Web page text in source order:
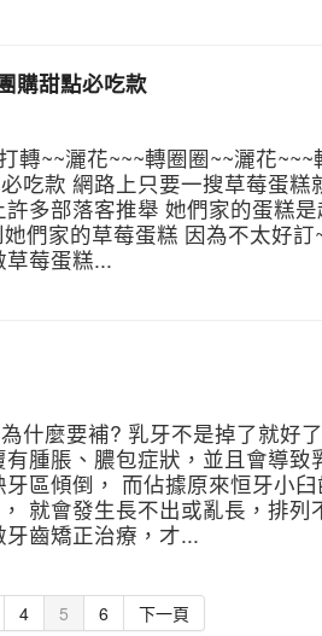
購甜點必吃款
轉~~灑花~~~轉圈圈~~灑花~~~
吃款 網路上只要一搜草莓蛋糕
多部落客推舉 她們家的蛋糕
們家的草莓蛋糕 因為不太好訂
莓蛋糕...
什麼要補? 乳牙不是掉了就好
腫脹、膿包症狀，並且會導致
區傾倒， 而佔據原來恒牙小
就會發生長不出或亂長，排列
齒矯正治療，才...
4 5 6 下一頁